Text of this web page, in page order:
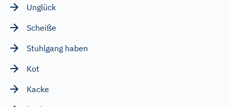
Unglück
Scheiße
Stuhlgang haben
Kot
Kacke